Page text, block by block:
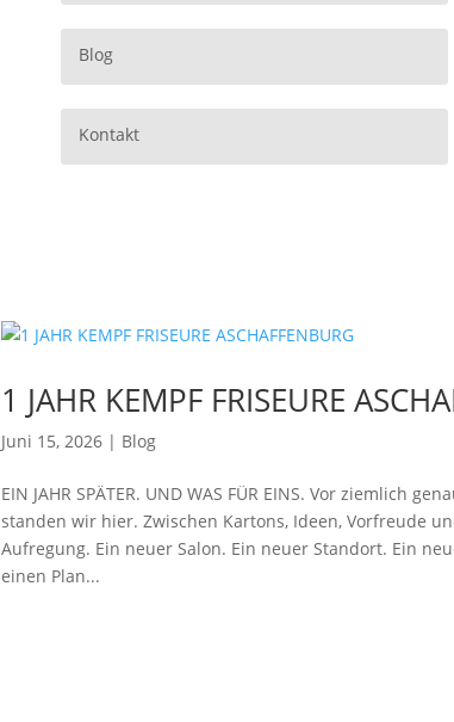
Blog
Kontakt
1 JAHR KEMPF FRISEURE
Juni 15, 2026 | Blog
EIN JAHR SPÄTER. UND WAS FÜR EINS. Vor ziemlich
standen wir hier. Zwischen Kartons, Ideen, Vorfreude
Aufregung. Ein neuer Salon. Ein neuer Standort. Ein
einen Plan...